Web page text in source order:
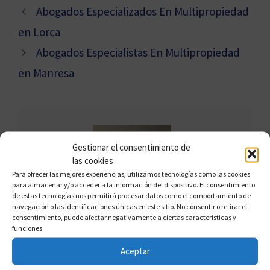
Gestionar el consentimiento de
las cookies
Para ofrecer las mejores experiencias, utilizamos tecnologías como las cookies
para almacenar y/o acceder a la información del dispositivo. El consentimiento
de estas tecnologías nos permitirá procesar datos como el comportamiento de
navegación o las identificaciones únicas en este sitio. No consentir o retirar el
consentimiento, puede afectar negativamente a ciertas características y
funciones.
Aceptar
Abogados Especializados En Multipropiedad
en Lorca
Abogados Especialistas En Multipropiedad
en Manresa
FRANCISCO CLAROS
Francisco Claros, conocido como el
"Defensor del Multipropietario", es un